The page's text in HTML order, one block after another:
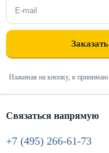
Нажимая на кнопку, я принимаю
Связаться напрямую
+7 (495) 266-61-73